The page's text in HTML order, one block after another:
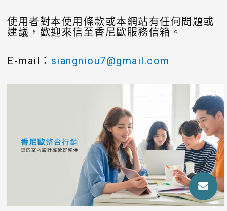
使用者對本使用條款或本網站有任何問題或
建議，歡迎來信至香尼歐服務信箱。
E-mail： siangniou7@gmail.com